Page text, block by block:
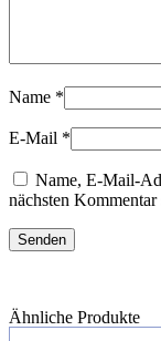
Name *
E-Mail *
Name, E-Mail-
nächsten Kommentar
Ähnliche Produkte